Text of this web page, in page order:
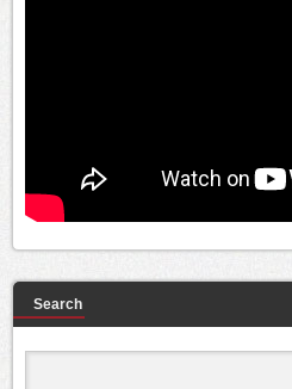
Search